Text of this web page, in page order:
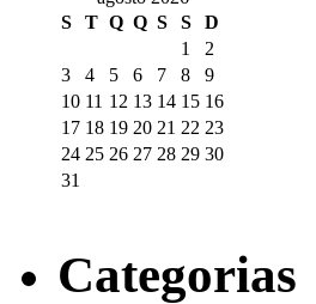
S
T Q Q S S
D
1
2
3
4 5 6 7 8
9
10 11 12 13 14 15 16
17 18 19 20 21 22 23
24 25 26 27 28 29 30
31
Categorias